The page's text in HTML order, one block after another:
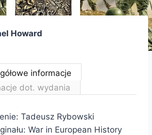
Howard
informacje
dot. wydania
Tadeusz Rybowski
War in European History